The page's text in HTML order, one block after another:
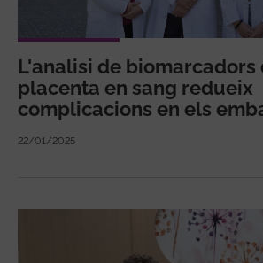
L'analisi de biomarcadors
placenta en sang redueix
complicacions en els
22/01/2025